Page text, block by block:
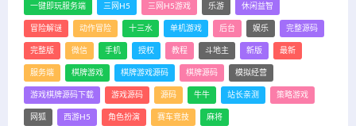
一键即玩服务端 三网H5 三网H5游戏 乐游 休闲益智
冒险解谜 动作冒险 十三水 单机游戏 后台 娱乐 完整源码
完整版 微信 手机 授权 教程 斗地主 新版 最新
服务端 棋牌游戏 棋牌游戏源码 棋牌源码 模拟经营
游戏棋牌源码下载 游戏源码 源码 牛牛 站长亲测 策略游戏
网狐 西游H5 角色扮演 赛车竞技 麻将